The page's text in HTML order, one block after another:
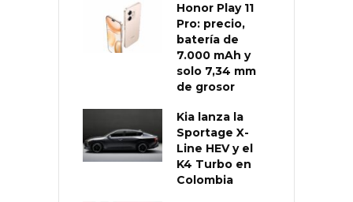
Honor Play 11
Pro: precio,
batería de
7.000 mAh y
solo 7,34 mm
de grosor
Kia lanza la
Sportage X-
Line HEV y el
K4 Turbo en
Colombia